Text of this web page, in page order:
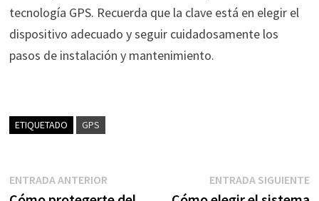
tecnología GPS. Recuerda que la clave está en elegir el
dispositivo adecuado y seguir cuidadosamente los
pasos de instalación y mantenimiento.
ETIQUETADO GPS
Navegación
ENTRADA ANTERIOREntrada
anterior:
ENTRADA SIGUIENTE